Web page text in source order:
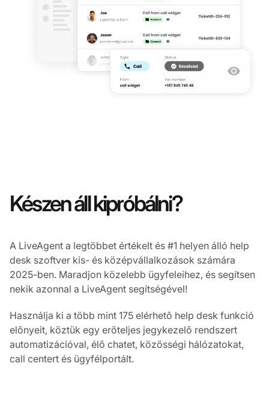
Készen áll kipróbálni?
A LiveAgent a legtöbbet értékelt és #1 helyen álló help
desk szoftver kis- és középvállalkozások számára
2025-ben. Maradjon közelebb ügyfeleihez, és segítsen
nekik azonnal a LiveAgent segítségével!
Használja ki a több mint 175 elérhető help desk funkció
előnyeit, köztük egy erőteljes jegykezelő rendszert
automatizációval, élő chatet, közösségi hálózatokat,
call centert és ügyfélportált.